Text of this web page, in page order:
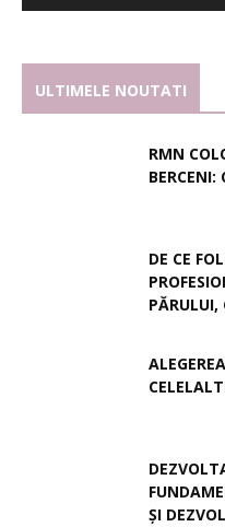
ULTIMELE NOUTATI
RMN
BERCENI:
DE CE
PĂRULUI,
ȘI